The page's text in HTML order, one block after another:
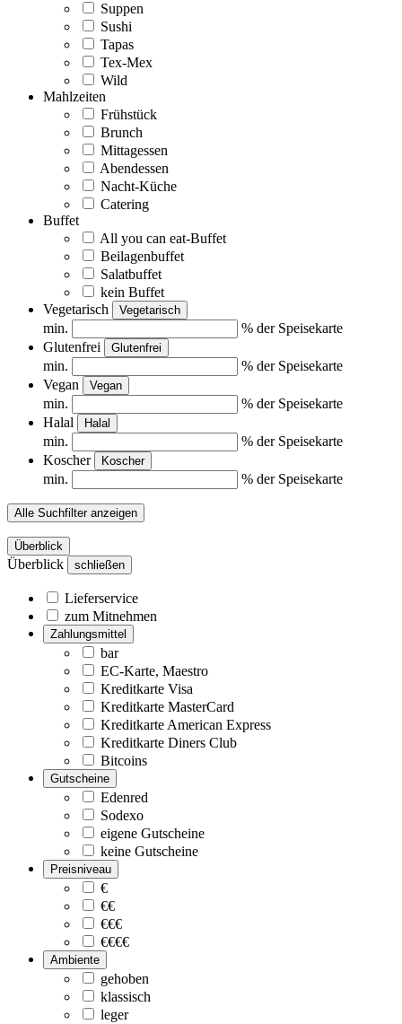
Suppen
Sushi
Tapas
Tex-Mex
Wild
Mahlzeiten
Frühstück
Brunch
Mittagessen
Abendessen
Nacht-Küche
Catering
Buffet
All you can eat-Buffet
Beilagenbuffet
Salatbuffet
kein Buffet
Vegetarisch
Vegetarisch
min.
% der Speisekarte
Glutenfrei
Glutenfrei
min.
% der Speisekarte
Vegan
Vegan
min.
% der Speisekarte
Halal
Halal
min.
% der Speisekarte
Koscher
Koscher
min. % der Speisekarte
Alle Suchfilter anzeigen
Überblick
Überblick schließen
Lieferservice
zum Mitnehmen
Zahlungsmittel
bar
EC-Karte, Maestro
Kreditkarte Visa
Kreditkarte MasterCard
Kreditkarte American Express
Kreditkarte Diners Club
Bitcoins
Gutscheine
Edenred
Sodexo
eigene Gutscheine
keine Gutscheine
Preisniveau
€
€€
€€€
€€€€
Ambiente
gehoben
klassisch
leger